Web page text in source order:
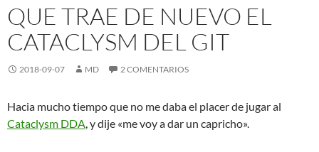
QUE TRAE DE NUEVO EL
CATACLYSM DEL GIT
2018-09-07 MD 2 COMENTARIOS
Hacia mucho tiempo que no me daba el placer de jugar al
Cataclysm DDA, y dije «me voy a dar un capricho».